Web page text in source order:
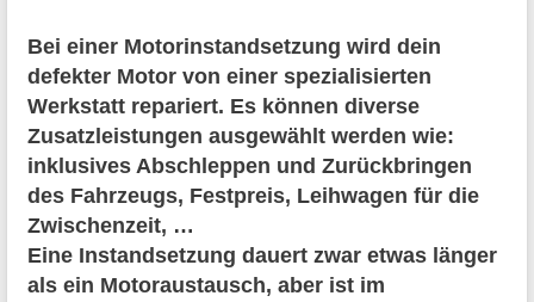
Bei einer Motorinstandsetzung wird dein
defekter Motor von einer spezialisierten
Werkstatt repariert. Es können diverse
Zusatzleistungen ausgewählt werden wie:
inklusives Abschleppen und Zurückbringen
des Fahrzeugs, Festpreis, Leihwagen für die
Zwischenzeit, …
Eine Instandsetzung dauert zwar etwas länger
als ein Motoraustausch, aber ist im